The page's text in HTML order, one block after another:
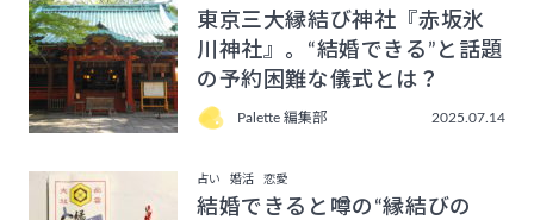
東京三大縁結び神社『赤坂氷
川神社』。“結婚できる”と話題
の予約困難な儀式とは？
Palette 編集部 2025.07.14
占い 婚活 恋愛
結婚できると噂の“縁結びの